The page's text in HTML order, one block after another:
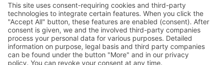
Schlösser komplett